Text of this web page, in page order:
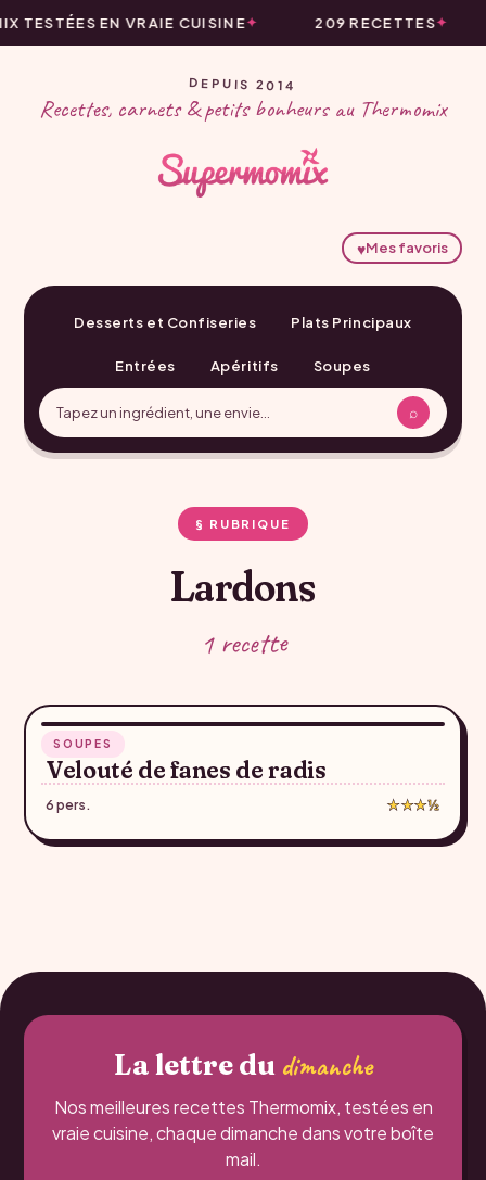
TESTÉES EN VRAIE CUISINE 209 RECETTES
DEPUIS 2014
Recettes, carnets & petits bonheurs au Thermomix
♥Mes favoris
Desserts et Confiseries Plats Principaux
Entrées Apéritifs Soupes
⌕
§ RUBRIQUE
Lardons
1 recette
SOUPES
Velouté de fanes de radis
6 pers. ★★★½
La lettre du dimanche
Nos meilleures recettes Thermomix, testées en
vraie cuisine, chaque dimanche dans votre boîte
mail.